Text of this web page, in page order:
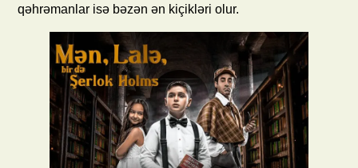
qəhrəmanlar isə bəzən ən kiçikləri olur.